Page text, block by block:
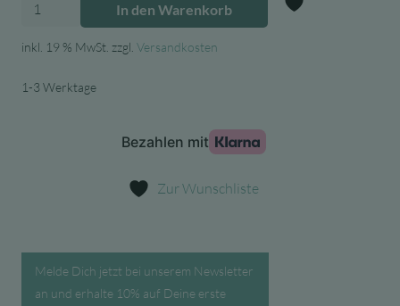
Lula
4er
In den Warenkorb
inkl. 19 % MwSt. zzgl. Versandkosten
1-3 Werktage
Zur Wunschliste
Melde Dich jetzt bei unserem Newsletter
an und erhalte 10% auf Deine erste